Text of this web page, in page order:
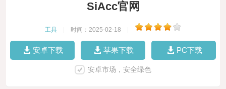
SiAcc官网
工具 时间：2025-02-18
安卓下载 苹果下载 PC下载
安卓市场，安全绿色